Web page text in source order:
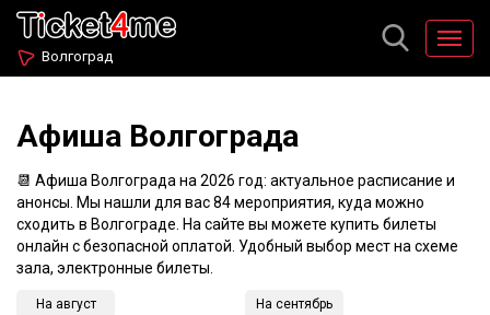
Волгоград
Афиша Волгограда
📆 Афиша Волгограда на 2026 год: актуальное расписание и
анонсы. Мы нашли для вас 84 мероприятия, куда можно
сходить в Волгограде. На сайте вы можете купить билеты
онлайн с безопасной оплатой. Удобный выбор мест на схеме
зала, электронные билеты.
На август На сентябрь